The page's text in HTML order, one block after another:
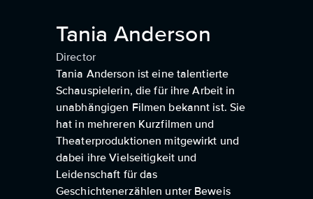
Tania Anderson
Director
Tania Anderson ist eine talentierte
Schauspielerin, die für ihre Arbeit in
unabhängigen Filmen bekannt ist. Sie
hat in mehreren Kurzfilmen und
Theaterproduktionen mitgewirkt und
dabei ihre Vielseitigkeit und
Leidenschaft für das
Geschichtenerzählen unter Beweis